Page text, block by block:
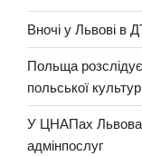
Вночі у Львові в
Польща
польської
У ЦНАПах Львова
адмінпослуг